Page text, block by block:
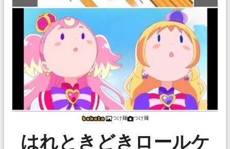
つけ麺 つけ麺
はれときどきロールケ